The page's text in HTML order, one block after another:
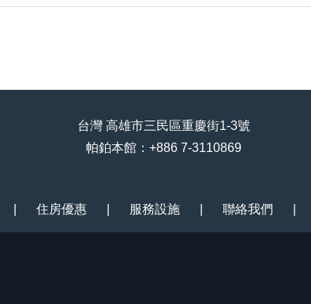
台灣 高雄市三民區重慶街1-3號
帕鉑本館：+886 7-3110869
住房優惠 服務設施 聯絡我們